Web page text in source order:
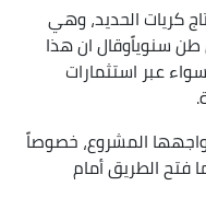
كريات الحديد، وهي
في الأسواق العالمية، بطاقة قد تصل إلى 6 ملايين طن سنوياًوقال ان هذا
عبر استثمارات
المشروع، خصوصاً
الفوسفور في الحديد الخام المستخرج من 0.8% إلى 0.2%،مما فتح الطريق أمام